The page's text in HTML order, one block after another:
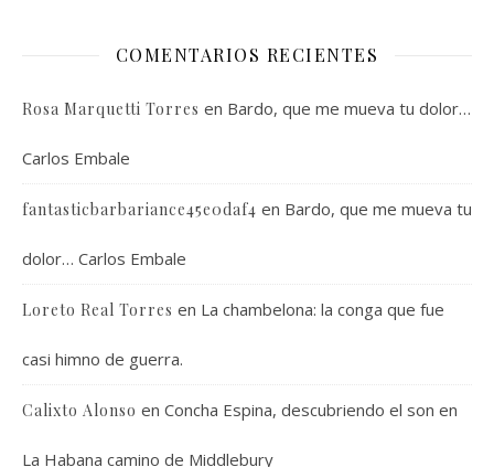
COMENTARIOS RECIENTES
Rosa Marquetti Torres en Bardo, que me mueva tu dolor…
Carlos Embale
fantasticbarbariance45e0daf4 en Bardo, que me mueva tu
dolor… Carlos Embale
Loreto Real Torres en La chambelona: la conga que fue
casi himno de guerra.
Calixto Alonso en Concha Espina, descubriendo el son en
La Habana camino de Middlebury